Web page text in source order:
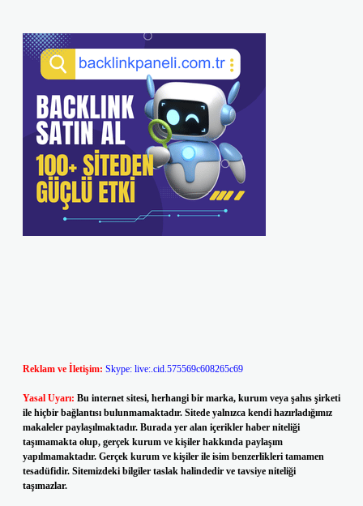
Reklam ve İletişim: Skype: live:.cid.575569c608265c69
Yasal Uyarı: Bu internet sitesi, herhangi bir marka, kurum veya şahıs şirketi
ile hiçbir bağlantısı bulunmamaktadır. Sitede yalnızca kendi hazırladığımız
makaleler paylaşılmaktadır. Burada yer alan içerikler haber niteliği
taşımamakta olup, gerçek kurum ve kişiler hakkında paylaşım
yapılmamaktadır. Gerçek kurum ve kişiler ile isim benzerlikleri tamamen
tesadüfidir. Sitemizdeki bilgiler taslak halindedir ve tavsiye niteliği
taşımazlar.